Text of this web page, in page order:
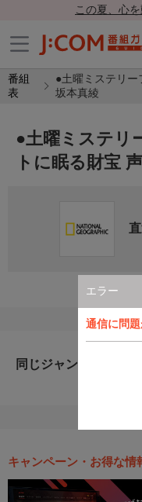
この夏、心
番組
表
●土曜ミステリ
坂本真綾
エラー
通信に問
●土曜ミステリ
トに眠る財宝
同じジャンルのおすす
キャンペーン・お得な情